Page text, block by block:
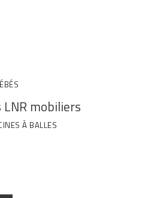
mobiliers
À BALLES